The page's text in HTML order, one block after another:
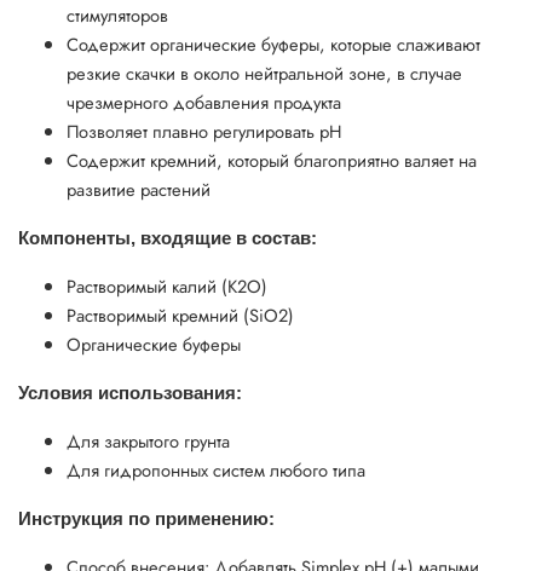
стимуляторов
Содержит органические буферы, которые слаживают
резкие скачки в около нейтральной зоне, в случае
чрезмерного добавления продукта
Позволяет плавно регулировать pH
Содержит кремний, который благоприятно валяет на
развитие растений
Компоненты, входящие в состав:
Растворимый калий (К2О)
Растворимый кремний (SiO2)
Органические буферы
Условия использования:
Для закрытого грунта
Для гидропонных систем любого типа
Инструкция по применению: